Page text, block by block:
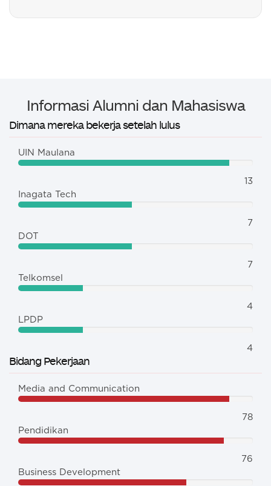
Informasi Alumni dan Mahasiswa
Dimana mereka bekerja setelah lulus
UIN Maulana
13
Inagata Tech
7
DOT
7
Telkomsel
4
LPDP
4
Bidang Pekerjaan
Media and Communication
78
Pendidikan
76
Business Development